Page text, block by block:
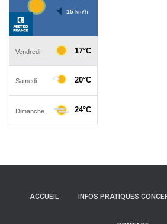
ACCUEIL INFOS PRATIQUES